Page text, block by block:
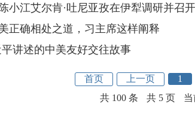
小江艾尔肯·吐尼亚孜在伊犁调研并召
正确相处之道，习主席这样阐释
平讲述的中美友好交往故事
首页 上一页 1
共 100 条
共 5 页